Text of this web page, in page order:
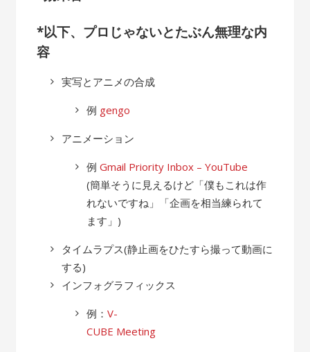
*以下、プロじゃないとたぶん無理な内
容
実写とアニメの合成
例 gengo
アニメーション
例Gmail Priority Inbox – YouTube
(簡単そうに見えるけど「僕もこれは作
れないですね」「企画を相当練られて
ます」)
タイムラプス(静止画をひたすら撮って動画に
する)
インフォグラフィックス
例：V-
CUBE Meeting